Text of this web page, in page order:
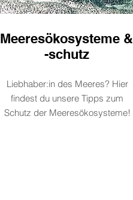
Meeresökosysteme &
-schutz
Liebhaber:in des Meeres? Hier
findest du unsere Tipps zum
Schutz der Meeresökosysteme!